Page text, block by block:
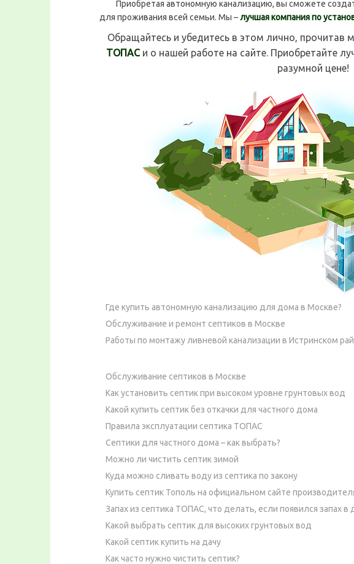
Приобретая автономную канализацию, вы сможете
для проживания всей семьи. Мы –лучшая компания по
Обращайтесь и убедитесь в этом лично, прочитав
ТОПАС и о нашей работе на сайте. Приобретайте
разумной цене!
Где купить автономную канализацию для дома в Москве?
Обслуживание и ремонт септиков в Москве
Работы по монтажу ливневой канализации в Истринском
Обслуживание септиков в Москве
Как установить септик при высоком уровне грунтовых вод
Какой купить септик без откачки для частного дома
Правила эксплуатации септика ТОПАС
Септики для частного дома – как выбрать?
Можно ли чистить септик зимой
Куда можно сливать воду из септика по закону
Купить септик Тополь на официальном сайте
Запах из септика ТОПАС, что делать, если появился запах в
Какой выбрать септик для высоких грунтовых вод
Какой септик купить на дачу
Как часто нужно чистить септик?